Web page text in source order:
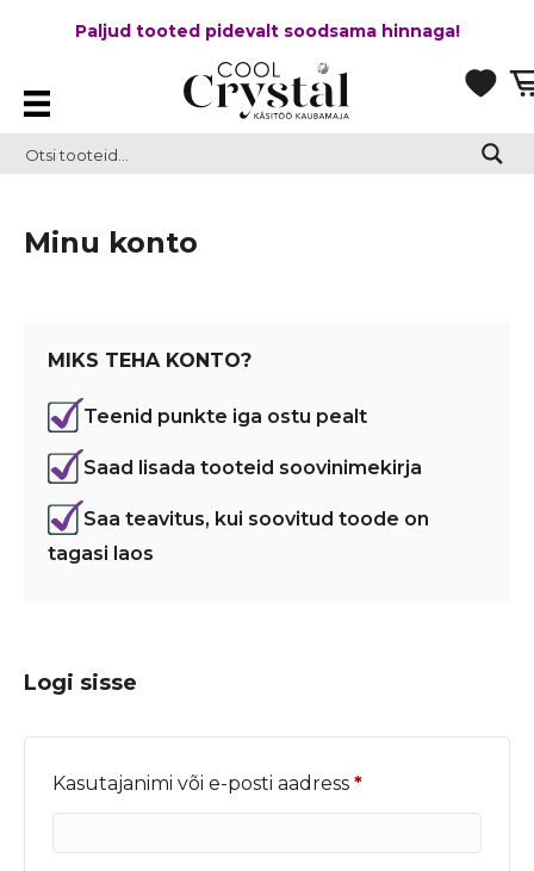
Paljud tooted pidevalt soodsama hinnaga!
Minu konto
MIKS TEHA KONTO?
Teenid punkte iga ostu pealt
Saad lisada tooteid soovinimekirja
Saa teavitus, kui soovitud toode on
tagasi laos
Logi sisse
Kasutajanimi või e-posti aadress *Nõutud